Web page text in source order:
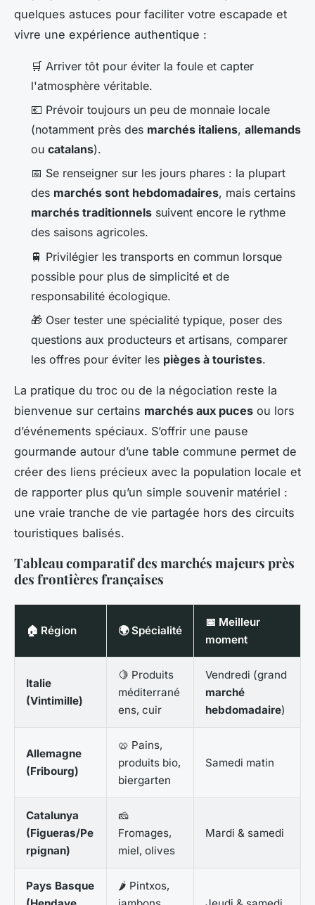
quelques astuces pour faciliter votre escapade et
vivre une expérience authentique :
🛒 Arriver tôt pour éviter la foule et capter
l'atmosphère véritable.
💶 Prévoir toujours un peu de monnaie locale
(notamment près des marchés italiens, allemands
ou catalans).
📅 Se renseigner sur les jours phares : la plupart
des marchés sont hebdomadaires, mais certains
marchés traditionnels suivent encore le rythme
des saisons agricoles.
🚆 Privilégier les transports en commun lorsque
possible pour plus de simplicité et de
responsabilité écologique.
🎁 Oser tester une spécialité typique, poser des
questions aux producteurs et artisans, comparer
les offres pour éviter les pièges à touristes.
La pratique du troc ou de la négociation reste la
bienvenue sur certains marchés aux puces ou lors
d’événements spéciaux. S’offrir une pause
gourmande autour d’une table commune permet de
créer des liens précieux avec la population locale et
de rapporter plus qu’un simple souvenir matériel :
une vraie tranche de vie partagée hors des circuits
touristiques balisés.
Tableau comparatif des marchés majeurs près
des frontières françaises
🏠 Région 🌍 Spécialité
📅 Meilleur
moment
Italie
(Vintimille)
🍋 Produits
méditerrané
ens, cuir
Vendredi (grand
marché
hebdomadaire)
Allemagne
(Fribourg)
🥨 Pains,
produits bio,
biergarten
Samedi matin
Catalunya
(Figueras/Pe
rpignan)
🧀
Fromages,
miel, olives
Mardi & samedi
Pays Basque
🌶️ Pintxos,